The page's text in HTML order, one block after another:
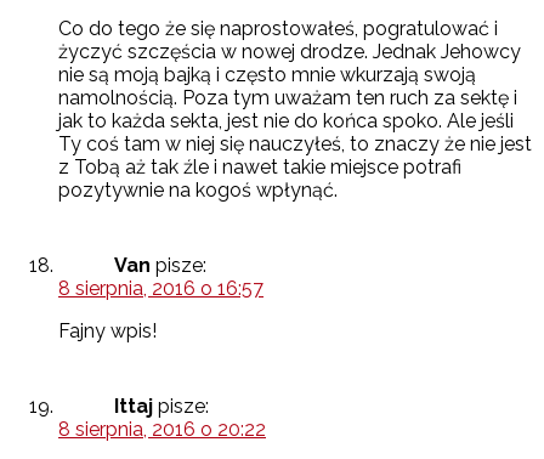
Co do tego że się naprostowałeś, pogratulować i
życzyć szczęścia w nowej drodze. Jednak Jehowcy
nie są moją bajką i często mnie wkurzają swoją
namolnością. Poza tym uważam ten ruch za sektę i
jak to każda sekta, jest nie do końca spoko. Ale jeśli
Ty coś tam w niej się nauczyłeś, to znaczy że nie jest
z Tobą aż tak źle i nawet takie miejsce potrafi
pozytywnie na kogoś wpłynąć.
Van pisze:
8 sierpnia, 2016 o 16:57
Fajny wpis!
Ittaj pisze:
8 sierpnia, 2016 o 20:22